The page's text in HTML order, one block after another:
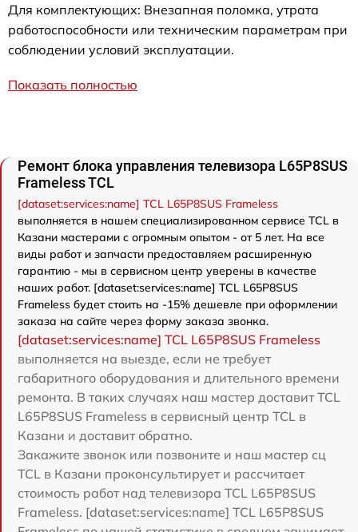
Для комплектующих: Внезапная поломка, утрата
работоспособности или техническим параметрам при
соблюдении условий эксплуатации.
Показать полностью
Ремонт блока управления телевизора L65P8SUS
Frameless TCL
[dataset:services:name] TCL L65P8SUS Frameless
выполняется в нашем специализированном сервисе TCL в
Казани мастерами с огромным опытом - от 5 лет. На все
виды работ и запчасти предоставляем расширенную
гарантию - мы в сервисном центр уверены в качестве
наших работ. [dataset:services:name] TCL L65P8SUS
Frameless будет стоить на -15% дешевле при оформлении
заказа на сайте через форму заказа звонка.
[dataset:services:name] TCL L65P8SUS Frameless
выполняется на выезде, если не требует
габаритного оборудования и длительного времени
ремонта. В таких случаях наш мастер доставит TCL
L65P8SUS Frameless в сервисный центр TCL в
Казани и доставит обратно.
Закажите звонок или позвоните и наш мастер сц
TCL в Казани проконсультирует и рассчитает
стоимость работ над телевизора TCL L65P8SUS
Frameless. [dataset:services:name] TCL L65P8SUS